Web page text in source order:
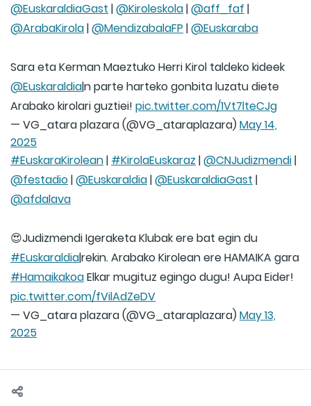
@EuskaraldiaGast |@Kiroleskola|@aff_faf |
@ArabaKirola|@MendizabalaFP |@Euskaraba
Sara eta Kerman Maeztuko Herri Kirol taldeko kideek
@Euskaraldia|n parte harteko gonbita luzatu diete
Arabako kirolari guztiei! pic.twitter.com/1Vt7lteCJg
— VG_atara plazara (@VG_ataraplazara)May 14,
2025
#EuskaraKirolean| #KirolaEuskaraz |@CNJudizmendi|
@festadio|@Euskaraldia|@EuskaraldiaGast |
@afdalava
😍Judizmendi Igeraketa Klubak ere bat egin du
#Euskaraldia|rekin. Arabako Kirolean ere HAMAIKA gara
#HamaikakoaElkar mugituz egingo dugu! Aupa Eider!
pic.twitter.com/fVilAdZeDV
— VG_atara plazara (@VG_ataraplazara)May 13,
2025